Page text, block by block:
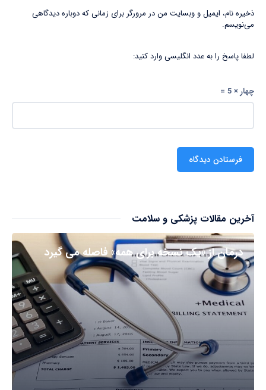
ذخیره نام، ایمیل و وبسایت من در مرورگر برای زمانی که دوباره دیدگاهی
می‌نویسم.
لطفا پاسخ را به عدد انگلیسی وارد کنید:
چهار × 5 =
آخرین مقالات پزشکی و سلامت
درمان از «یک نسخه برای همه» فاصله می گیرد